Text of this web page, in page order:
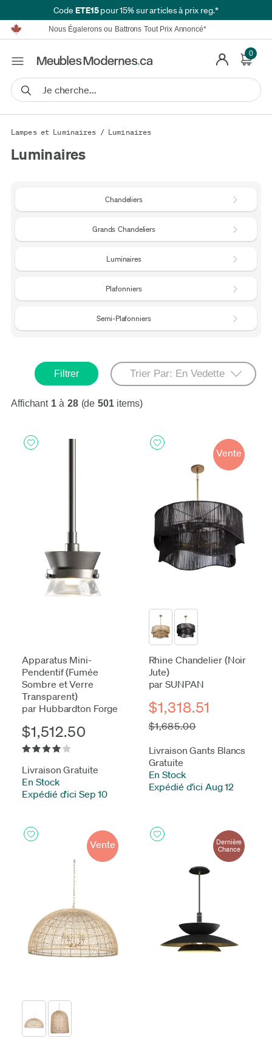
Code ETE15pour 15% sur articles à prix reg.*
Meublez en Toute Simplicité | Livraison GRATUITE*
Fièrement au Service des Canadiens Depuis Plus de 16 ans
Nous Égalerons ou Battrons Tout Prix Annoncé*
Financement disponible à partir de 0 % TAEG.Détails.
Fièrement au Service des Canadiens Depuis Plus de 16 ans
Financement disponible à partir de 0 % TAEG.
0
Lampes et Luminaires / Luminaires
Luminaires
Chandeliers
Grands Chandeliers
Luminaires
Plafonniers
Semi-Plafonniers
Filtrer
Affichant 1à28(de 501items)
Apparatus Mini-
Pendentif (Fumée
Sombre et Verre
Transparent)
par Hubbardton Forge
$1,512.50
Livraison Gratuite
En Stock
Expédié d'ici Sep 10
Vente
Rhine Chandelier (Noir
Jute)
par SUNPAN
$1,318.51
$1,685.00
Livraison Gants Blancs
Gratuite
En Stock
Expédié d'ici Aug 12
Vente Dernière
Chance